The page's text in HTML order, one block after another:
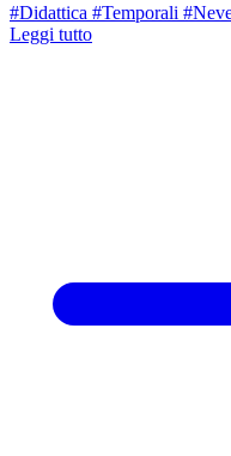
arrivato. Perché Reggio
termometro crollava?
#Didattica #Temporali
Leggi tutto